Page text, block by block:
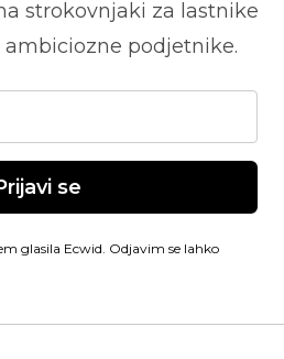
strokovnjaki za lastnike
podjetnike.
se
glasila Ecwid. Odjavim se lahko